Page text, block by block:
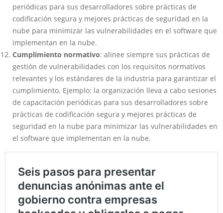
periódicas para sus desarrolladores sobre prácticas de
codificación segura y mejores prácticas de seguridad en la
nube para minimizar las vulnerabilidades en el software que
implementan en la nube.
Cumplimiento normativo: alinee siempre sus prácticas de
gestión de vulnerabilidades con los requisitos normativos
relevantes y los estándares de la industria para garantizar el
cumplimiento. Ejemplo: la organización lleva a cabo sesiones
de capacitación periódicas para sus desarrolladores sobre
prácticas de codificación segura y mejores prácticas de
seguridad en la nube para minimizar las vulnerabilidades en
el software que implementan en la nube.